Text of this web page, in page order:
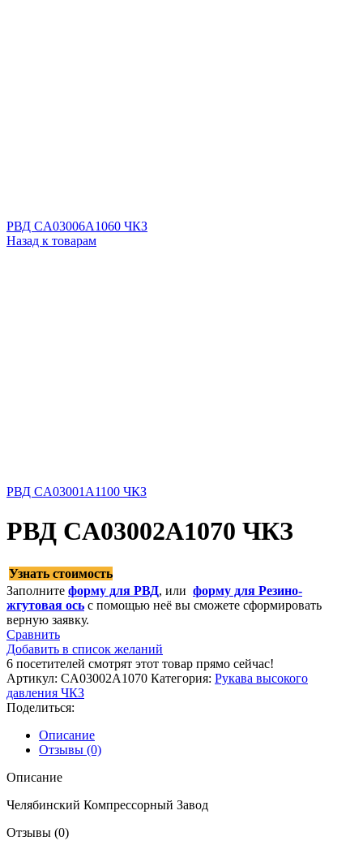
РВД CA03006A1060 ЧКЗ
Назад к товарам
РВД CA03001A1100 ЧКЗ
РВД CA03002A1070 ЧКЗ
Узнать стоимость
Заполните форму для РВД, или форму для Резино-
жгутовая ось с помощью неё вы сможете сформировать
верную заявку.
Сравнить
Добавить в список желаний
6 посетителей смотрят этот товар прямо сейчас!
Артикул: CA03002A1070 Категория: Рукава высокого
давления ЧКЗ
Поделиться:
Описание
Отзывы (0)
Описание
Челябинский Компрессорный Завод
Отзывы (0)